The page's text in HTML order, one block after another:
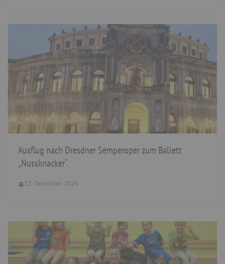
Ausflug nach Dresdner Semperoper zum Ballett
„Nussknacker“.
12. Dezember 2024